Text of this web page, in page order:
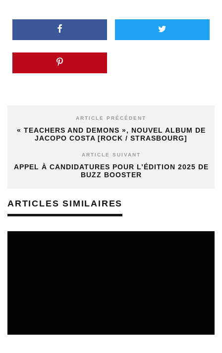
ARTICLE PRÉCÉDENT
« TEACHERS AND DEMONS », NOUVEL ALBUM DE
JACOPO COSTA [ROCK / STRASBOURG]
ARTICLE SUIVANT
APPEL À CANDIDATURES POUR L’ÉDITION 2025 DE
BUZZ BOOSTER
ARTICLES SIMILAIRES